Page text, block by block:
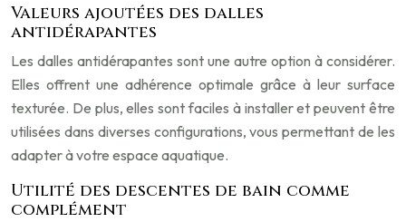
Valeurs ajoutées des dalles
antidérapantes
Les dalles antidérapantes sont une autre option à considérer.
Elles offrent une adhérence optimale grâce à leur surface
texturée. De plus, elles sont faciles à installer et peuvent être
utilisées dans diverses configurations, vous permettant de les
adapter à votre espace aquatique.
Utilité des descentes de bain comme
complément